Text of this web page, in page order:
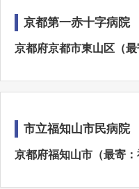
京都第一赤十字病院
京都府京都市東山区（
市立福知山市民病院
京都府福知山市（最寄